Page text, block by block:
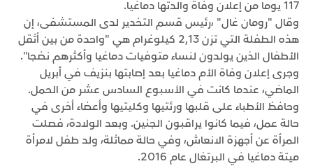
117 يوما من إعلان وفاة والدتها دماغيا.
وقال "رومان غال" ،رئيس قسم التخدير لدى المستشفى، إن
هذه الطفلة التي تزن 2,13 كيلوغرام هي "واحدة من بين أثقل
الأطفال الذين يولدون لنساء متوفيات دماغيا وأكثرهم نضجا".
وجرى إعلان وفاة الأم دماغيا بعد إصابتها بنزيف في أبريل
الماضي، عندما كانت في الأسبوع السادس عشر من الحمل.
وحافظ الأطباء على قلبها ورئتيها وكليتيها وأعضاء أخرى في
حالة عمل، فيما كانوا يراقبون الجنين. وبعد الولادة، فصلت
المرأة عن أجهزة الانعاش، وفي حالة مماثلة، ولد طفل لامرأة
ميتة دماغيا في البرتغال عام 2016.